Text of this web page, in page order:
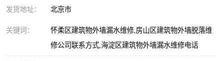
发货地址： 北京市
关键词：
怀柔区建筑物外墙漏水维修,房山区建筑物外墙脱落维
修公司联系方式,海淀区建筑物外墙漏水维修电话